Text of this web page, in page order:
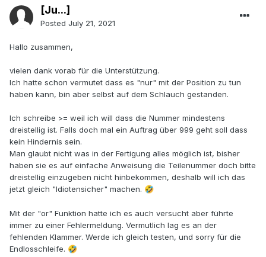
[Ju...]
Posted July 21, 2021
Hallo zusammen,
vielen dank vorab für die Unterstützung.
Ich hatte schon vermutet dass es "nur" mit der Position zu tun
haben kann, bin aber selbst auf dem Schlauch gestanden.
Ich schreibe >= weil ich will dass die Nummer mindestens
dreistellig ist. Falls doch mal ein Auftrag über 999 geht soll dass
kein Hindernis sein.
Man glaubt nicht was in der Fertigung alles möglich ist, bisher
haben sie es auf einfache Anweisung die Teilenummer doch bitte
dreistellig einzugeben nicht hinbekommen, deshalb will ich das
jetzt gleich "Idiotensicher" machen. 🤣
Mit der "or" Funktion hatte ich es auch versucht aber führte
immer zu einer Fehlermeldung. Vermutlich lag es an der
fehlenden Klammer. Werde ich gleich testen, und sorry für die
Endlosschleife. 🤣